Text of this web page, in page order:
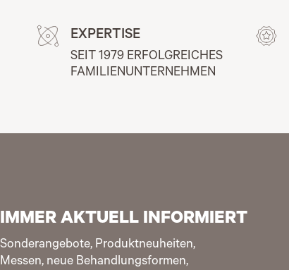
EXPERTISE
SEIT 1979 ERFOLGREICHES
FAMILIENUNTERNEHMEN
IMMER AKTUELL INFORMIERT
Sonderangebote, Produktneuheiten,
Messen, neue Behandlungsformen,